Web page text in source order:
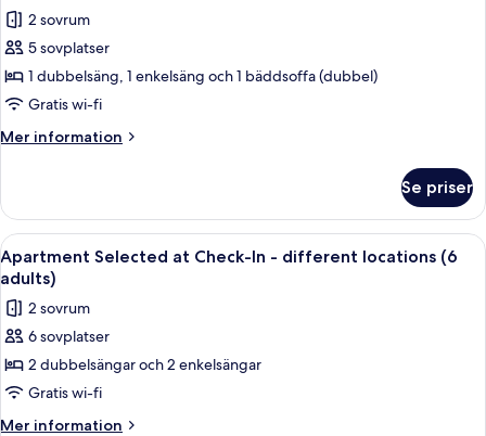
different
locations
adults)
foton
för
Apartment
Selected
at
Check-
different
locations
(5
adults)
2 sovrum
5 sovplatser
1 dubbelsäng, 1 enkelsäng och 1 bäddsoffa (dubbel)
Gratis wi-fi
Mer information
Mer
Selected
at
Check-
In
different
locations
adults)
Se priser
Öppna
alla
foton
för
Apartment
Selected
at
Check-
Ett sovrum med en säng, en stol, en
11
Apartment Selected at Check-In - different locations (6
adults)
2 sovrum
6 sovplatser
2 dubbelsängar och 2 enkelsängar
Gratis wi-fi
Mer information
Mer